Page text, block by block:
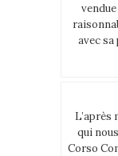
avec
qui
Corso